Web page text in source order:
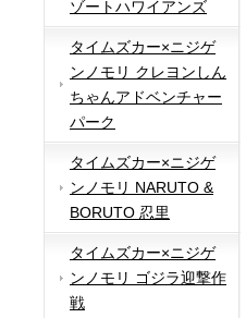
ゾートハワイアンズ
タイムズカー×ニジゲ
ンノモリ クレヨンしん
ちゃんアドベンチャー
パーク
タイムズカー×ニジゲ
ンノモリ NARUTO &
BORUTO 忍里
タイムズカー×ニジゲ
ンノモリ ゴジラ迎撃作
戦